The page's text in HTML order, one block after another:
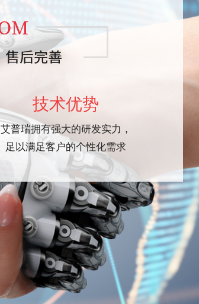
技术优势
艾普瑞拥有强大的研发实力，
足以满足客户的个性化需求